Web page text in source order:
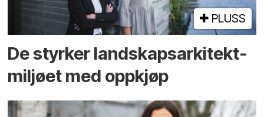
PLUSS
De styrker landskaps­arkitekt­
miljøet med oppkjøp